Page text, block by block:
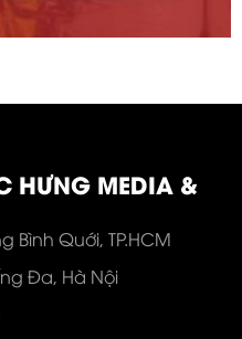
HƯNG MEDIA &
Bình Quới, TP.HCM
Đa, Hà Nội